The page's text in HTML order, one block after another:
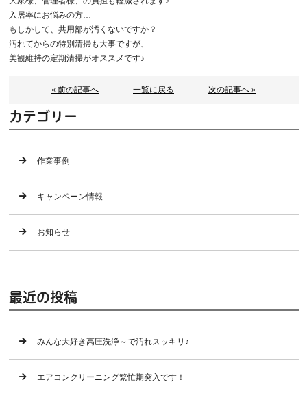
入居率にお悩みの方…
もしかして、共用部が汚くないですか？
汚れてからの特別清掃も大事ですが、
美観維持の定期清掃がオススメです♪
« 前の記事へ 一覧に戻る 次の記事へ »
カテゴリー
作業事例
キャンペーン情報
お知らせ
最近の投稿
みんな大好き高圧洗浄～で汚れスッキリ♪
エアコンクリーニング繁忙期突入です！